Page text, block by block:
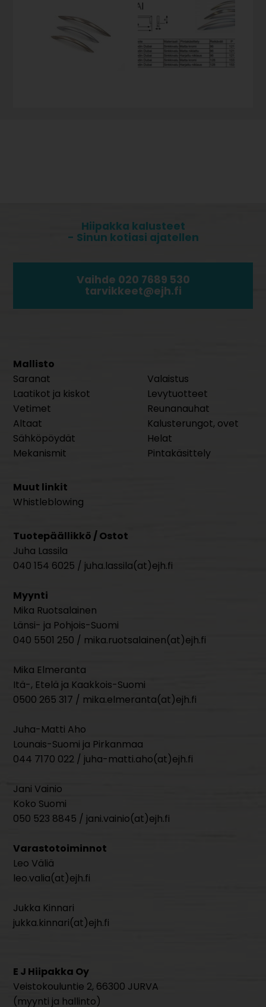
Hiipakka kalusteet
- Sinun kotiasi ajatellen
Vaihde 020 7689 530
tarvikkeet@ejh.fi
Mallisto
Saranat
Laatikot ja kiskot
Vetimet
Altaat
Sähköpöydät
Mekanismit
Valaistus
Levytuotteet
Reunanauhat
Kalusterungot, ovet
Helat
Pintakäsittely
Muut linkit
Whistleblowing
Tuotepäällikkö / Ostot
Juha Lassila
040 154 6025 / juha.lassila(at)ejh.fi
Myynti
Mika Ruotsalainen
Länsi- ja Pohjois-Suomi
040 5501 250 / mika.ruotsalainen(at)ejh.fi
Mika Elmeranta
Itä-, Etelä ja Kaakkois-Suomi
0500 265 317 / mika.elmeranta(at)ejh.fi
Juha-Matti Aho
Lounais-Suomi ja Pirkanmaa
044 7170 022 / juha-matti.aho(at)ejh.fi
Jani Vainio
Koko Suomi
050 523 8845 / jani.vainio(at)ejh.fi
Varastotoiminnot
Leo Väliä
leo.valia(at)ejh.fi
Jukka Kinnari
jukka.kinnari(at)ejh.fi
E J Hiipakka Oy
Veistokouluntie 2, 66300 JURVA
(myynti ja hallinto)